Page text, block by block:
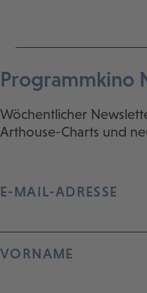
Programmkino
Wöchentlicher
Arthouse-Charts und
E-MAIL-ADRESSE
VORNAME